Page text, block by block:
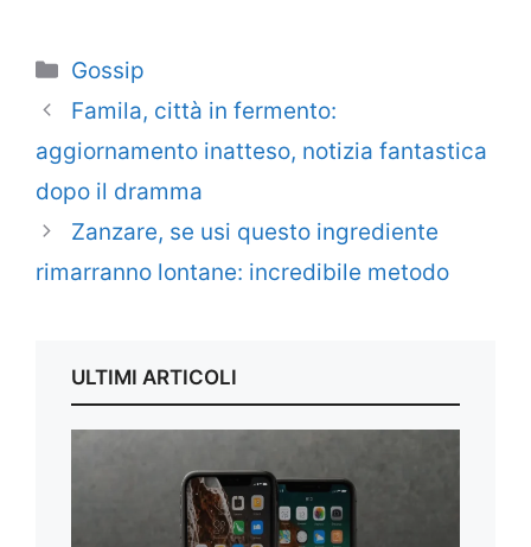
Categorie
Gossip
Famila, città in fermento:
aggiornamento inatteso, notizia fantastica
dopo il dramma
Zanzare, se usi questo ingrediente
rimarranno lontane: incredibile metodo
ULTIMI ARTICOLI